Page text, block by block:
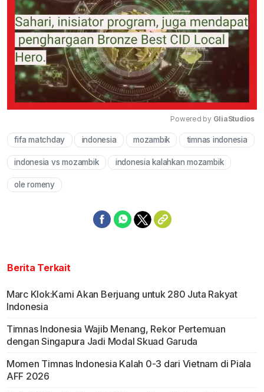
Mute
Powered by GliaStudios
fifa matchday indonesia mozambik timnas indonesia
indonesia vs mozambik indonesia kalahkan mozambik
ole romeny
Berita Terkait
Marc Klok:Kami Akan Berjuang untuk 280 Juta Rakyat
Indonesia
Timnas Indonesia Wajib Menang, Rekor Pertemuan
dengan Singapura Jadi Modal Skuad Garuda
Momen Timnas Indonesia Kalah 0-3 dari Vietnam di Piala
AFF 2026